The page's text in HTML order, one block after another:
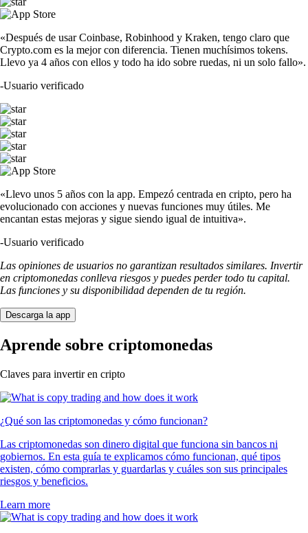
«Después de usar Coinbase, Robinhood y Kraken, tengo claro que
Crypto.com es la mejor con diferencia. Tienen muchísimos tokens.
Llevo ya 4 años con ellos y todo ha ido sobre ruedas, ni un solo fallo».
-Usuario verificado
«Llevo unos 5 años con la app. Empezó centrada en cripto, pero ha
evolucionado con acciones y nuevas funciones muy útiles. Me
encantan estas mejoras y sigue siendo igual de intuitiva».
-Usuario verificado
Las opiniones de usuarios no garantizan resultados similares. Invertir
en criptomonedas conlleva riesgos y puedes perder todo tu capital.
Las funciones y su disponibilidad dependen de tu región.
Descarga la app
Aprende sobre criptomonedas
Claves para invertir en cripto
¿Qué son las criptomonedas y cómo funcionan?
Las criptomonedas son dinero digital que funciona sin bancos ni
gobiernos. En esta guía te explicamos cómo funcionan, qué tipos
existen, cómo comprarlas y guardarlas y cuáles son sus principales
riesgos y beneficios.
Learn more